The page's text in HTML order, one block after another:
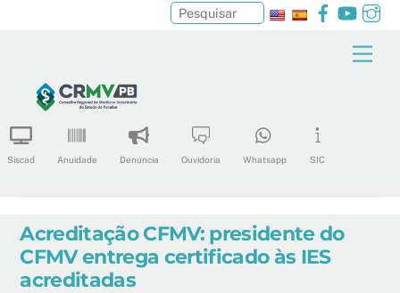
content
Facebook
Siscad Anuidade Denúncia Ouvidoria Whatsapp SIC
Pesquisar
Acreditação CFMV: presidente do
CFMV entrega certificado às IES
acreditadas